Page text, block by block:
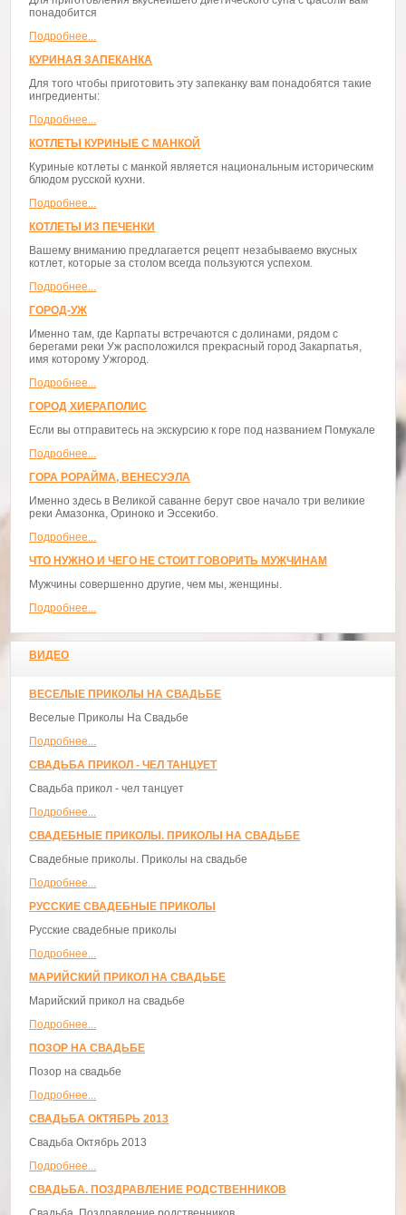
понадобится
Подробнее...
КУРИНАЯ ЗАПЕКАНКА
Для того чтобы приготовить эту запеканку вам понадобятся такие
ингредиенты:
Подробнее...
КОТЛЕТЫ КУРИНЫЕ С МАНКОЙ
Куриные котлеты с манкой является национальным историческим
блюдом русской кухни.
Подробнее...
КОТЛЕТЫ ИЗ ПЕЧЕНКИ
Вашему вниманию предлагается рецепт незабываемо вкусных
котлет, которые за столом всегда пользуются успехом.
Подробнее...
ГОРОД-УЖ
Именно там, где Карпаты встречаются с долинами, рядом с
берегами реки Уж расположился прекрасный город Закарпатья,
имя которому Ужгород.
Подробнее...
ГОРОД ХИЕРАПОЛИС
Если вы отправитесь на экскурсию к горе под названием Помукале
Подробнее...
ГОРА РОРАЙМА, ВЕНЕСУЭЛА
Именно здесь в Великой саванне берут свое начало три великие
реки Амазонка, Ориноко и Эссекибо.
Подробнее...
ЧТО НУЖНО И ЧЕГО НЕ СТОИТ ГОВОРИТЬ МУЖЧИНАМ
Мужчины совершенно другие, чем мы, женщины.
Подробнее...
ВИДЕО
ВЕСЕЛЫЕ ПРИКОЛЫ НА СВАДЬБЕ
Веселые Приколы На Свадьбе
Подробнее...
СВАДЬБА ПРИКОЛ - ЧЕЛ ТАНЦУЕТ
Свадьба прикол - чел танцует
Подробнее...
СВАДЕБНЫЕ ПРИКОЛЫ. ПРИКОЛЫ НА СВАДЬБЕ
Свадебные приколы. Приколы на свадьбе
Подробнее...
РУССКИЕ СВАДЕБНЫЕ ПРИКОЛЫ
Русские свадебные приколы
Подробнее...
МАРИЙСКИЙ ПРИКОЛ НА СВАДЬБЕ
Марийский прикол на свадьбе
Подробнее...
ПОЗОР НА СВАДЬБЕ
Позор на свадьбе
Подробнее...
СВАДЬБА ОКТЯБРЬ 2013
Свадьба Октябрь 2013
Подробнее...
СВАДЬБА. ПОЗДРАВЛЕНИЕ РОДСТВЕННИКОВ